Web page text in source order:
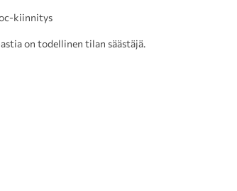
kiinnitys
on todellinen tilan säästäjä.